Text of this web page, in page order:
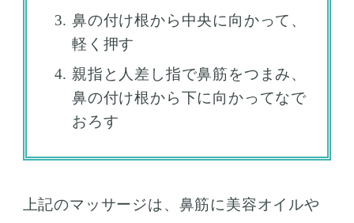
鼻の付け根から中央に向かって、
軽く押す
親指と人差し指で鼻筋をつまみ、
鼻の付け根から下に向かってなで
おろす
上記のマッサージは、鼻筋に美容オイルや